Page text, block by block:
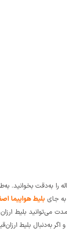
را به‌دقت بخوانید.
جای بلیط هواپیما
بلیط ارزان
به‌دنبال بلیط